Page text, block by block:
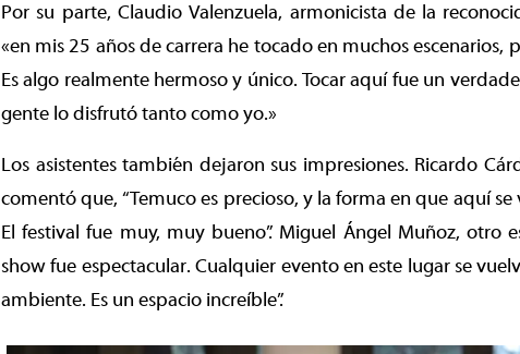
Por su parte, Claudio Valenzuela, armonicista de la
«en mis 25 años de carrera he tocado en muchos escenarios,
Es algo realmente hermoso y único. Tocar aquí fue un
gente lo disfrutó tanto como yo.»
Los asistentes también dejaron sus impresiones. Ricardo
comentó que, “Temuco es precioso, y la forma en que aquí
El festival fue muy, muy bueno”. Miguel Ángel Muñoz, otro
show fue espectacular. Cualquier evento en este lugar se
ambiente. Es un espacio increíble”.